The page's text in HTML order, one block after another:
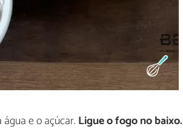
e o açúcar. Ligue o fogo no baixo.